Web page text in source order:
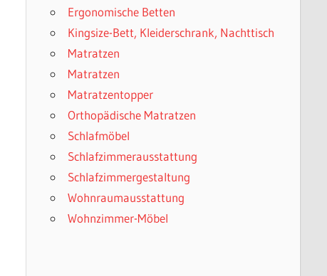
Ergonomische Betten
Kingsize-Bett, Kleiderschrank, Nachttisch
Matratzen
Matratzen
Matratzentopper
Orthopädische Matratzen
Schlafmöbel
Schlafzimmerausstattung
Schlafzimmergestaltung
Wohnraumausstattung
Wohnzimmer-Möbel